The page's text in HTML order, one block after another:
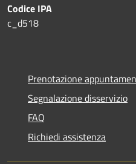
Codice IPA
c_d518
Prenotazione
Segnalazione disservizio
FAQ
Richiedi assistenza